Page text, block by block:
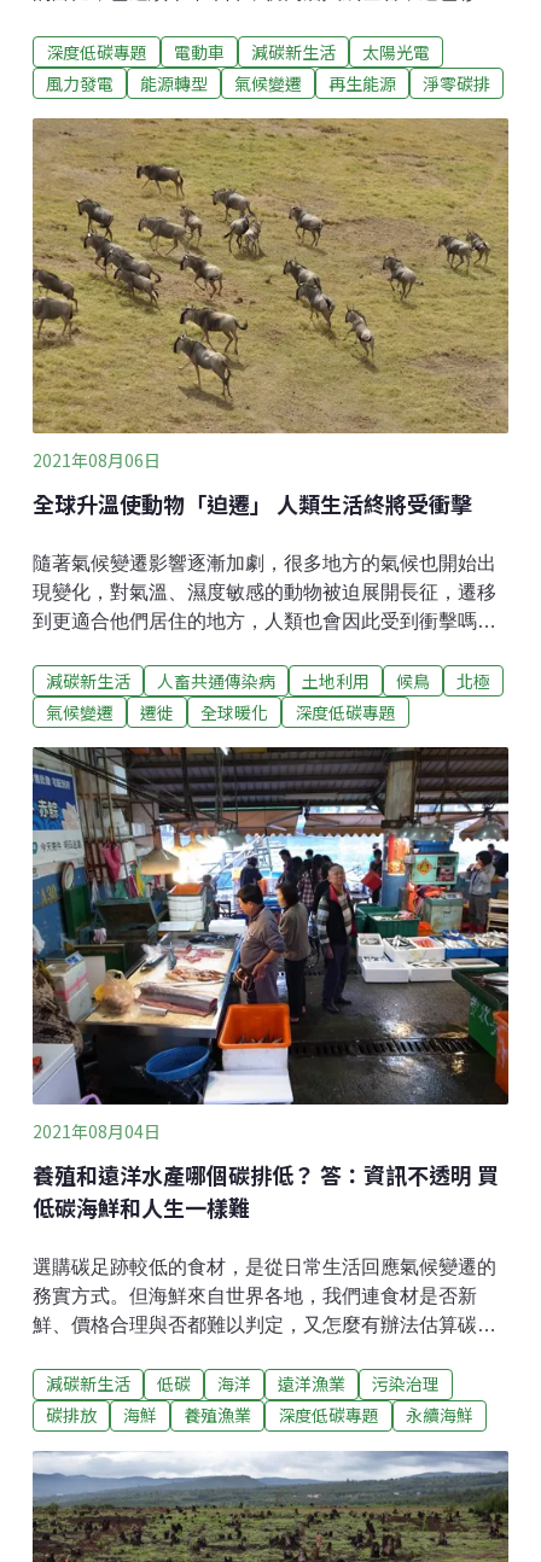
與極端氣候洗禮，國際上也以「重建更好​世界」（Build
Back Better World，B3W）做為復甦方向，既環保又便
生能源政策網路研究機構（REN 21）新出版的「2021
全球再生能源現況報告」（Renewables 2021 Global
Status Report），就來揭開去年再生能源整體的發展概
況。新增的再生能源屢創新高 但全球仍對化石燃料依依
不捨報告一開頭就指出，在技術成熟與政策支持之下，
太陽光電與陸域風電的電力均化成本已大幅降低，與
2010年相比分別降了85%及56%，尤其在中國、歐盟、
印度、美國等部分地區，新建太陽能與
深度低碳專題 電動車 減碳新生活
太陽光電
風力發電
能源轉型 氣候變遷 再生能源 淨零碳排
2021年08月06日
全球升溫使動物「迫遷」 人類生活終將受衝擊
隨著氣候變遷影響逐漸加劇，很多地方的氣候也開始出
現變化，對氣溫、濕度敏感的動物被迫展開長征，遷移
到更適合他們居住的地方，人類也會因此受到衝擊嗎？
而隨著氣候變遷的影響日漸加劇，全球均溫上升，已經
改變了許多地區一直以來的狀態，這迫使許多在一地生
上，已有多個研究發現：降水、溫度的改變會連帶影響
植被、水文、冬季嚴寒程度、旱災與野火頻率，以及造
成外來生物移入，乃至疾病盛行。在這樣的情況下，許
多生物的生存區域與遷徙時間已經被迫做出調整，且這
個現象遍佈全世界，其中又以北極地區最為明顯。舉例
來說，美國的奧杜邦學會（Aubudon Society）觀察
1965年到2013年間、北美305種會隨季節遷移的鳥類之
後發現，隨著時間推移，這些候鳥在冬季移動的距離逐
漸變長，平均移動距離大約增加了40公里左右。美國國
家海洋暨大
減碳新生活 人畜共通傳染病 土地利用 候鳥
北極
氣候變遷
遷徙 全球暖化 深度低碳專題
2021年08月04日
養殖和遠洋水產哪個碳排低？ 答：資訊不透明 買
低碳海鮮和人生一樣難
選購碳足跡較低的食材，是從日常生活回應氣候變遷的
務實方式。但海鮮來自世界各地，我們連食材是否新
鮮、價格合理與否都難以判定，又怎麼有辦法估算碳足
果想要購買碳足跡較低的海鮮，一般民眾最直覺的想法
就是到附近的漁港／魚市場採購漁貨。但凡事就是有個
漁船作業方式。根據統計，捕撈漁業的碳排主要來自漁
船柴油引擎，約占總碳排的60%至90%，其他碳排則來
自船上冷凍設備及餌料生產。因此捕撈地點便成為影響
碳排量的關鍵因素——尤其是動輒出海大半年，燃燒石
減碳新生活 低碳 海洋 遠洋漁業
污染治理
碳排放
海鮮 養殖漁業 深度低碳專題 永續海鮮